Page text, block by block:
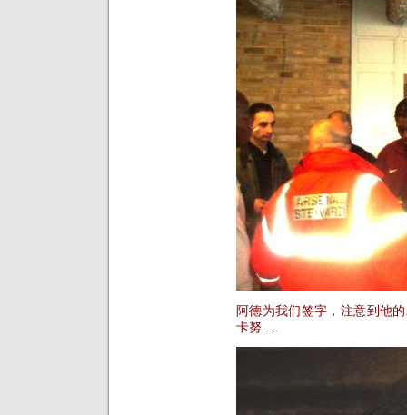
阿德为我们签字，注意到他
卡努….